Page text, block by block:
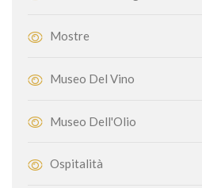
Mostre
Museo Del Vino
Museo Dell'Olio
Ospitalità